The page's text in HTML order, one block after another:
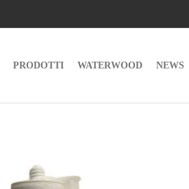
PRODOTTI WATERWOOD NEWS